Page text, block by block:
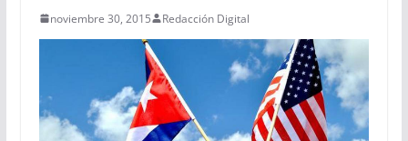
noviembre 30, 2015 Redacción Digital